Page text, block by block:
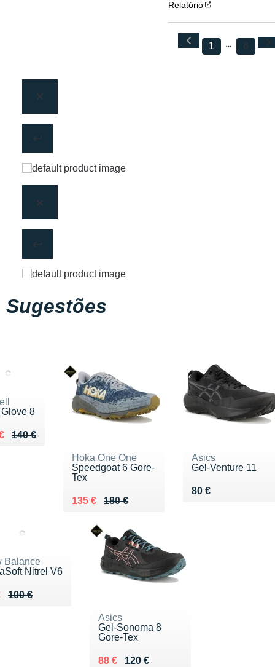
Relatório
1 8
Sugestões
8
140 €
de 140 €
105 €
Hoka One One
Speedgoat 6 Gore-
Tex
180 €
Au lieu de 180 €
135 €
Vendu 135 €
Asics
Gel-Venture 11
80 €
Vendu 80 €
Balance
Nitrel V6
100 €
de 100 €
76 €
Asics
Gel-Sonoma 8
Gore-Tex
120 €
Au lieu de 120 €
88 €
Vendu 88 €